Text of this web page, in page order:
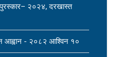
शान्ति कायम राख्न नेपाल
साउन १५
New
पुरस्कार– २०२४, दरखास्त
आह्वान - २०८२ आश्विन १०